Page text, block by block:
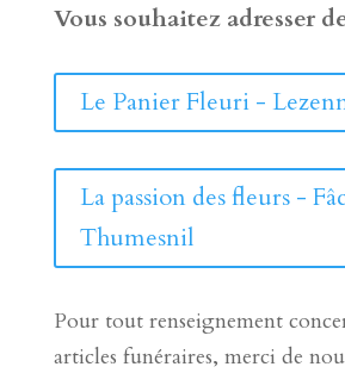
Vous souhaitez adresser
Le Panier Fleuri -
La passion des fleurs -
Thumesnil
Pour tout renseignement
articles funéraires, merci de